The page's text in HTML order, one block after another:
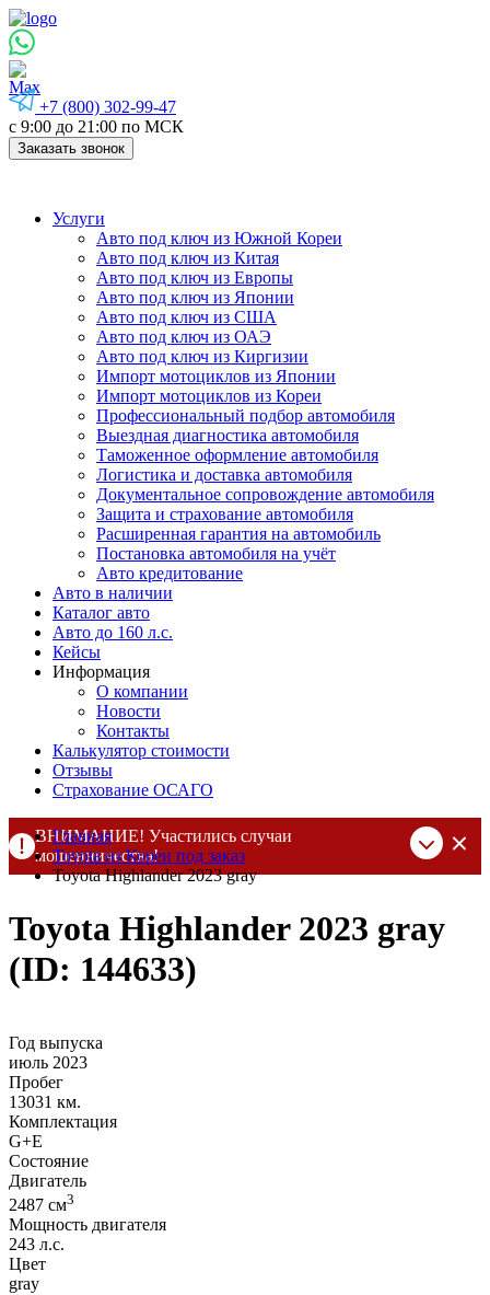
+7 (800) 302-99-47
с 9:00 до 21:00 по МСК
Заказать звонок
Услуги
Авто под ключ из Южной Кореи
Авто под ключ из Китая
Авто под ключ из Европы
Авто под ключ из Японии
Авто под ключ из США
Авто под ключ из ОАЭ
Авто под ключ из Киргизии
Импорт мотоциклов из Японии
Импорт мотоциклов из Кореи
Профессиональный подбор автомобиля
Выездная диагностика автомобиля
Таможенное оформление автомобиля
Логистика и доставка автомобиля
Документальное сопровождение автомобиля
Защита и страхование автомобиля
Расширенная гарантия на автомобиль
Постановка автомобиля на учёт
Авто кредитование
Авто в наличии
Каталог авто
Авто до 160 л.с.
Кейсы
Информация
О компании
Новости
Контакты
Калькулятор стоимости
Отзывы
Страхование ОСАГО
ВНИМАНИЕ! Участились случаи
мошенничества!
Компания DSS Group принимает оплату за свои услуги только
При любых подозрениях, свяжитесь с нами по официальным
контактам, указанным в соц сетях и на сайте
Главная
Toyota из Кореи под заказ
Toyota Highlander 2023 gray
Toyota Highlander 2023 gray
(ID: 144633)
Год выпуска
июль 2023
Пробег
13031 км.
Комплектация
G+E
Состояние
Двигатель
2487 cм3
Мощность двигателя
243 л.с.
Цвет
gray